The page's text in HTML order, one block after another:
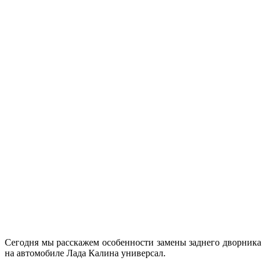
Сегодня мы расскажем особенности замены заднего дворника
на автомобиле Лада Калина универсал.